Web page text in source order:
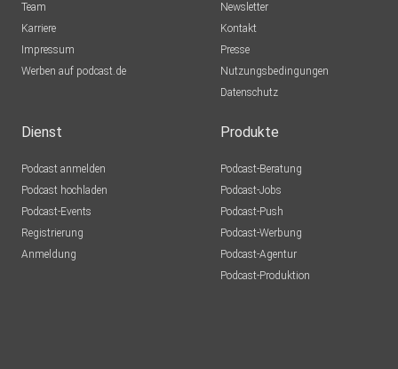
Team
Karriere
Impressum
Werben auf podcast.de
Newsletter
Kontakt
Presse
Nutzungsbedingungen
Datenschutz
Dienst
Podcast anmelden
Podcast hochladen
Podcast-Events
Registrierung
Anmeldung
Produkte
Podcast-Beratung
Podcast-Jobs
Podcast-Push
Podcast-Werbung
Podcast-Agentur
Podcast-Produktion